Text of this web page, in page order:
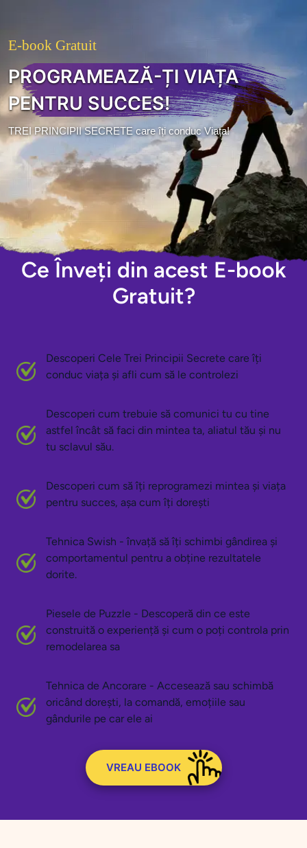
E-book Gratuit
PROGRAMEAZĂ-ȚI VIAȚA
PENTRU SUCCES!
TREI PRINCIPII SECRETE care îți conduc Viața!
Ce Înveți din acest E-book
Gratuit?
Descoperi Cele Trei Principii Secrete care îți
conduc viața și afli cum să le controlezi
Descoperi cum trebuie să comunici tu cu tine
astfel încât să faci din mintea ta, aliatul tău și nu
tu sclavul său.
Descoperi cum să îți reprogramezi mintea și viața
pentru succes, așa cum îți dorești
Tehnica Swish - învață să îți schimbi gândirea și
comportamentul pentru a obține rezultatele
dorite.
Piesele de Puzzle - Descoperă din ce este
construită o experiență și cum o poți controla prin
remodelarea sa
Tehnica de Ancorare - Accesează sau schimbă
oricând dorești, la comandă, emoțiile sau
gândurile pe car ele ai
VREAU EBOOK